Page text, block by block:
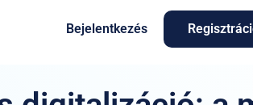
Bejelentkezés